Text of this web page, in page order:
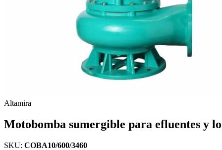
Altamira
Motobomba sumergible para efluentes y
SKU: COBA10/600/3460